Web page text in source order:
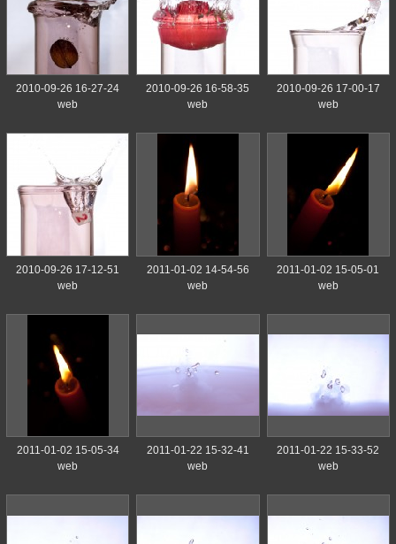
2010-09-26 16-27-24
web
2010-09-26 16-58-35
web
2010-09-26 17-00-17
web
2010-09-26 17-12-51
web
2011-01-02 14-54-56
web
2011-01-02 15-05-01
web
2011-01-02 15-05-34
web
2011-01-22 15-32-41
web
2011-01-22 15-33-52
web